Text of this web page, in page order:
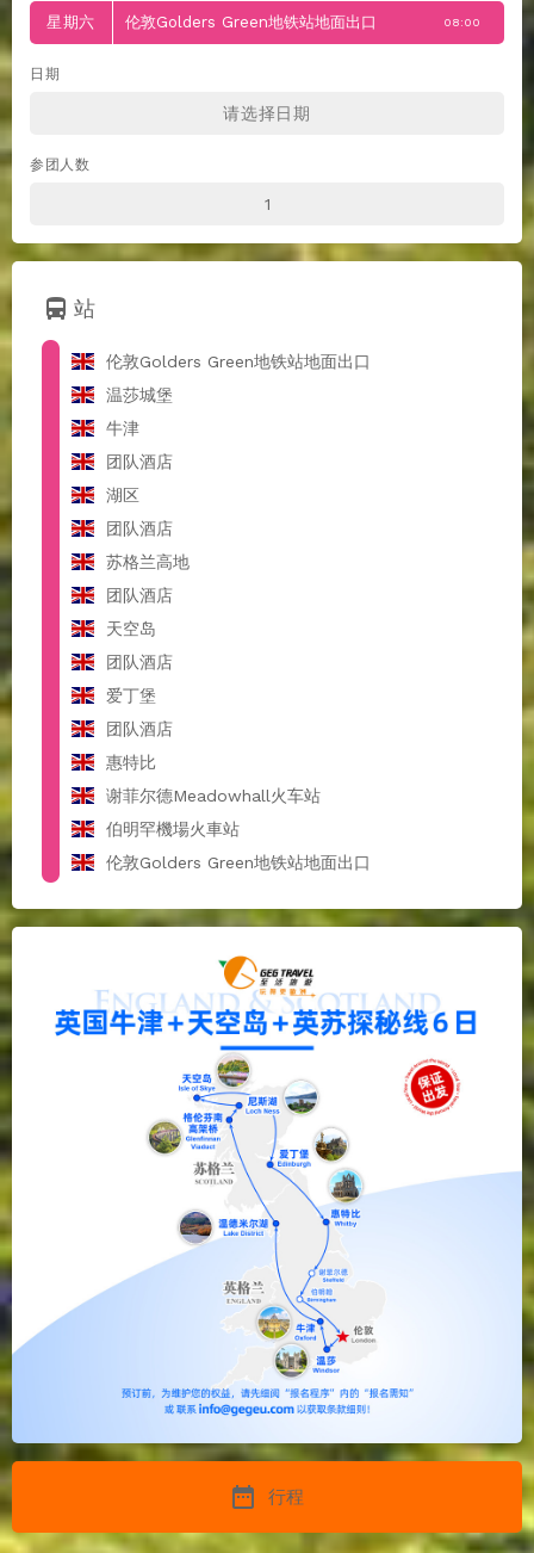
星期六 伦敦Golders Green地铁站地面出口 08:00
日期
参团人数
directions_bus 站
伦敦Golders Green地铁站地面出口
温莎城堡
牛津
团队酒店
湖区
团队酒店
苏格兰高地
团队酒店
天空岛
团队酒店
爱丁堡
团队酒店
惠特比
谢菲尔德Meadowhall火车站
伯明罕機場火車站
伦敦Golders Green地铁站地面出口
date_range 行程